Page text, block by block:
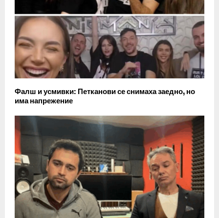
Фалш и усмивки: Петканови се снимаха заедно, но
има напрежение